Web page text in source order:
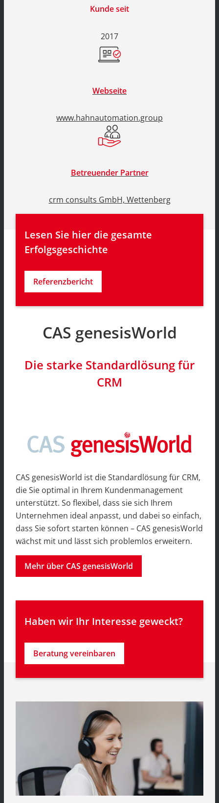
Kunde seit
2017
Webseite
www.hahnautomation.group
Betreuender Partner
crm consults GmbH, Wettenberg
Lesen Sie hier die gesamte
Erfolgsgeschichte
Referenzbericht
CAS genesisWorld
Die starke Standardlösung für
CRM
CAS genesisWorld ist die Standardlösung für CRM,
die Sie optimal in Ihrem Kundenmanagement
unterstützt. So flexibel, dass sie sich Ihrem
Unternehmen ideal anpasst, und dabei so einfach,
dass Sie sofort starten können – CAS genesisWorld
wächst mit und lässt sich problemlos erweitern.
Mehr über CAS genesisWorld
Haben wir Ihr Interesse geweckt?
Beratung vereinbaren